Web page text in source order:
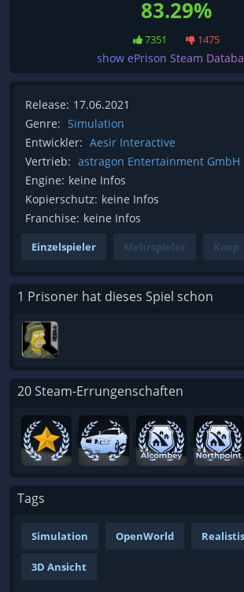
83.29%
7351 1475
show ePrison Steam
Release: 17.06.2021
Genre: Simulation
Entwickler: Aesir Interactive
Vertrieb: astragon Entertainment GmbH
Engine: keine Infos
Kopierschutz: keine Infos
Franchise: keine Infos
Einzelspieler Mehrspieler Koop
1 Prisoner hat dieses Spiel schon
20 Steam-Errungenschaften
Tags
Simulation OpenWorld
3D Ansicht